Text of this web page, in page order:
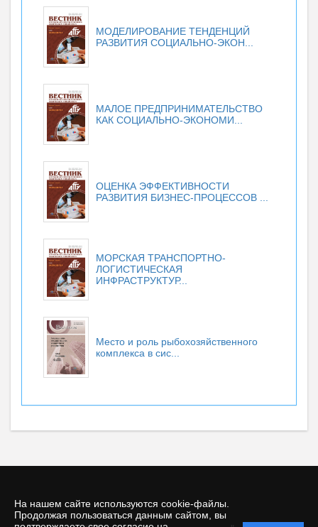
На нашем сайте используются cookie-файлы.
Продолжая пользоваться данным сайтом, вы
МОДЕЛИРОВАНИЕ ТЕНДЕНЦИЙ
РАЗВИТИЯ СОЦИАЛЬНО-ЭКОН...
МАЛОЕ ПРЕДПРИНИМАТЕЛЬСТВО
КАК СОЦИАЛЬНО-ЭКОНОМИ...
ОЦЕНКА ЭФФЕКТИВНОСТИ
РАЗВИТИЯ БИЗНЕС-ПРОЦЕССОВ ...
МОРСКАЯ ТРАНСПОРТНО-
ЛОГИСТИЧЕСКАЯ
ИНФРАСТРУКТУР...
Место и роль рыбохозяйственного
комплекса в сис...